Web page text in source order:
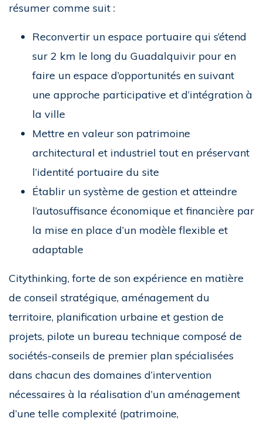
résumer comme suit :
Reconvertir un espace portuaire qui s’étend
sur 2 km le long du Guadalquivir pour en
faire un espace d’opportunités en suivant
une approche participative et d’intégration à
la ville
Mettre en valeur son patrimoine
architectural et industriel tout en préservant
l’identité portuaire du site
Établir un système de gestion et atteindre
l’autosuffisance économique et financière par
la mise en place d’un modèle flexible et
adaptable
Citythinking, forte de son expérience en matière
de conseil stratégique, aménagement du
territoire, planification urbaine et gestion de
projets, pilote un bureau technique composé de
sociétés-conseils de premier plan spécialisées
dans chacun des domaines d’intervention
nécessaires à la réalisation d’un aménagement
d’une telle complexité (patrimoine,